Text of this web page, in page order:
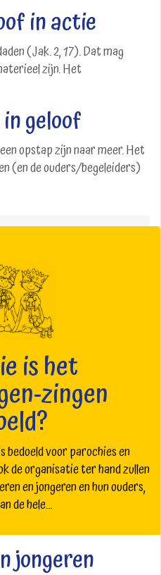
in actie
(Jak. 2, 17). Dat mag
zijn. Het
geloof
opstap zijn naar meer. Het
(en de ouders/begeleiders)
is het
zingen
bedoeld voor parochies en
de organisatie ter hand zullen
en jongeren en hun ouders,
de hele...
jongeren